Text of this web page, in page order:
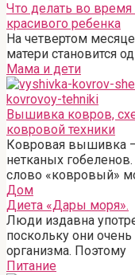
Что делать во
красивого ребенка
На четвертом
матери становится
Мама и дети
Вышивка ковров,
ковровой техники
Ковровая вышивка
нетканых
слово «ковровый»
Дом
Диета «Дары моря».
Люди издавна
поскольку они
организма. Поэтому
Питание